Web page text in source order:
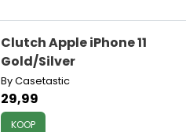
Clutch Apple iPhone 11
Gold/Silver
By Casetastic
29,99
KOOP